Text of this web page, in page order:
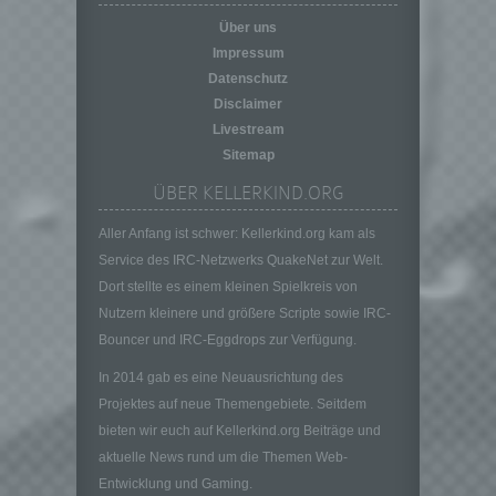
Über uns
Impressum
Datenschutz
Disclaimer
Livestream
Sitemap
ÜBER KELLERKIND.ORG
Aller Anfang ist schwer: Kellerkind.org kam als
Service des IRC-Netzwerks QuakeNet zur Welt.
Dort stellte es einem kleinen Spielkreis von
Nutzern kleinere und größere Scripte sowie IRC-
Bouncer und IRC-Eggdrops zur Verfügung.
In 2014 gab es eine Neuausrichtung des
Projektes auf neue Themengebiete. Seitdem
bieten wir euch auf Kellerkind.org Beiträge und
aktuelle News rund um die Themen Web-
Entwicklung und Gaming.
personenbezogener Daten in einer Weise,
auf welche die personenbezogenen Daten
ohne Hinzuziehung zusätzlicher
Informationen nicht mehr einer spezifischen
betroffenen Person zugeordnet werden
können, sofern diese zusätzlichen
und technischen und organisatorischen
Maßnahmen unterliegen, die gewährleisten,
dass die personenbezogenen Daten nicht
einer identifizierten oder identifizierbaren
natürlichen Person zugewiesen werden.
g) Verantwortlicher oder für die Verarbeitung
Verantwortlicher oder für die Verarbeitung
juristische Person, Behörde, Einrichtung
oder andere Stelle, die allein oder
gemeinsam mit anderen über die Zwecke
und Mittel der Verarbeitung von
personenbezogenen Daten entscheidet.
Sind die Zwecke und Mittel dieser